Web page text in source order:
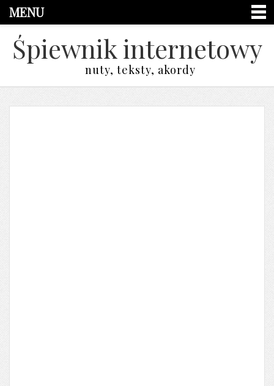
MENU
Śpiewnik internetowy
nuty, teksty, akordy